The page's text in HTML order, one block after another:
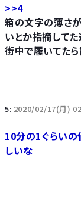
>>4
箱の文字の薄さ
いとか指摘して
街中で履いてた
5: 2020/02/17(月)
10分の1ぐらいの
しいな